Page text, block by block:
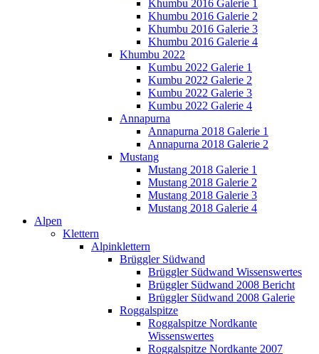
Khumbu 2016 Galerie 1
Khumbu 2016 Galerie 2
Khumbu 2016 Galerie 3
Khumbu 2016 Galerie 4
Khumbu 2022
Kumbu 2022 Galerie 1
Kumbu 2022 Galerie 2
Kumbu 2022 Galerie 3
Kumbu 2022 Galerie 4
Annapurna
Annapurna 2018 Galerie 1
Annapurna 2018 Galerie 2
Mustang
Mustang 2018 Galerie 1
Mustang 2018 Galerie 2
Mustang 2018 Galerie 3
Mustang 2018 Galerie 4
Alpen
Klettern
Alpinklettern
Brüggler Südwand
Brüggler Südwand Wissenswertes
Brüggler Südwand 2008 Bericht
Brüggler Südwand 2008 Galerie
Roggalspitze
Roggalspitze Nordkante
Wissenswertes
Roggalspitze Nordkante 2007